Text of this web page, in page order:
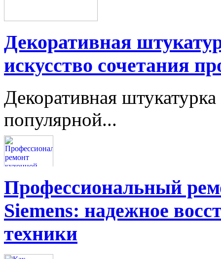
Декоративная
искусство сочетания
Декоративная
популярной...
Профессиональный
Siemens: надежное
техники